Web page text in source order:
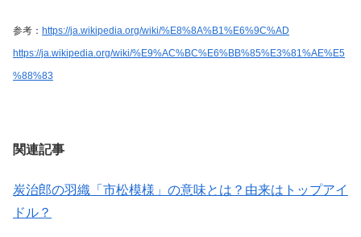
参考： https://ja.wikipedia.org/wiki/%E8%8A%B1%E6%9C%AD
https://ja.wikipedia.org/wiki/%E9%AC%BC%E6%BB%85%E3%81%AE%E5
%88%83
関連記事
炭治郎の羽織「市松模様」の意味とは？由来はトップアイ
ドル？